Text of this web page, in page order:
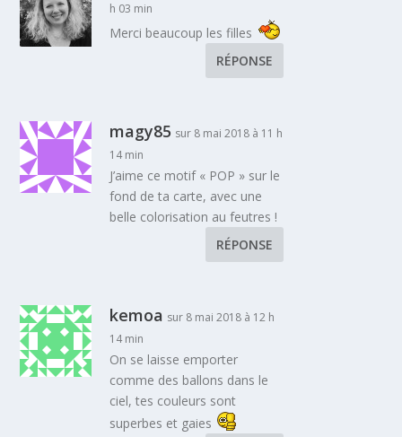
h 03 min
Merci beaucoup les filles
RÉPONSE
magy85 sur 8 mai 2018 à 11 h
14 min
J’aime ce motif « POP » sur le
fond de ta carte, avec une
belle colorisation au feutres !
RÉPONSE
kemoa sur 8 mai 2018 à 12 h
14 min
On se laisse emporter
comme des ballons dans le
ciel, tes couleurs sont
superbes et gaies